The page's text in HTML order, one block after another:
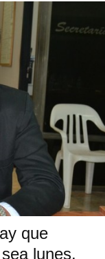
que
lunes,